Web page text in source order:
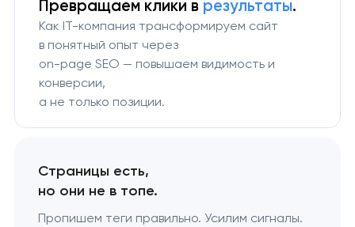
Превращаем клики в результаты.
Как IT-компания трансформируем сайт
в понятный опыт через
on-page SEO — повышаем видимость и
конверсии,
а не только позиции.
Страницы есть,
но они не в топе.
Пропишем теги правильно. Усилим сигналы.